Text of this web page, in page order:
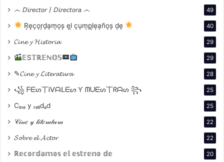
Su obra “El extraño caso del Dr. Jekyll y Mr. Hyde”,
protagonista es un ser que reúne en sí mismo tanto el
bien como el mal, y que finalmente es dominado por el
mal encarnado por Mr. Hyde debido a su propia
debilidad moral. Este tema fue desarrollado más tarde
por Sigmund Freud.
Hyde» están relacionados en el sentido de que la obra
de Robert Louis Stevenson puede ser interpretada a
෴ 𝘋𝘪𝘳𝘦𝘤𝘵𝘰𝘳 / 𝘋𝘪𝘳𝘦𝘤𝘵𝘰𝘳𝘢 ෴ 49
R͙e͙c͙o͙r͙d͙a͙m͙o͙s͙ e͙l͙ c͙u͙m͙p͙l͙e͙a͙ño͙s͙ d͙e͙ 40
𝓒𝓲𝓷𝓮 𝔂 𝓗𝓲𝓼𝓽𝓸𝓻𝓲𝓪 29
𝔼S𝕋ℝ𝔼ℕ𝕆𝕊 29
✎𝓒𝓲𝓷𝓮 𝔂 𝓛𝓲𝓽𝓮𝓻𝓪𝓽𝓾𝓻𝓪 28
꧁ ᖴᗴᔕ丅Ꭵᐯᗩᒪᗴᔕ Ƴ ᗰᑌᗴᔕ丅ᖇᗩᔕ ꧂ 25
Cᵢₙₑ y ᵣₑₗᵢdₐd 25
𝒞𝒾𝓃𝑒 𝓎 𝓁𝒾𝓉𝑒𝓇𝒶𝓉𝓊𝓇𝒶 22
𝓢𝓸𝓫𝓻𝓮 𝓮𝓵 𝓐𝓬𝓽𝓸𝓻 22
ℝ𝕖𝕔𝕠𝕣𝕕𝕒𝕞𝕠𝕤 𝕖𝕝 𝕖𝕤𝕥𝕣𝕖𝕟𝕠 𝕕𝕖 20